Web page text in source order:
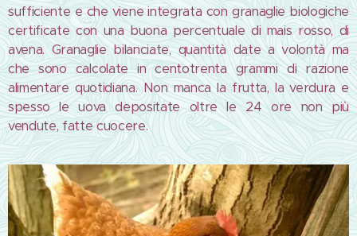
sufficiente e che viene integrata con granaglie biologiche
certificate con una buona percentuale di mais rosso, di
avena. Granaglie bilanciate, quantità date a volontà ma
che sono calcolate in centotrenta grammi di razione
alimentare quotidiana. Non manca la frutta, la verdura e
spesso le uova depositate oltre le 24 ore non più
vendute, fatte cuocere.